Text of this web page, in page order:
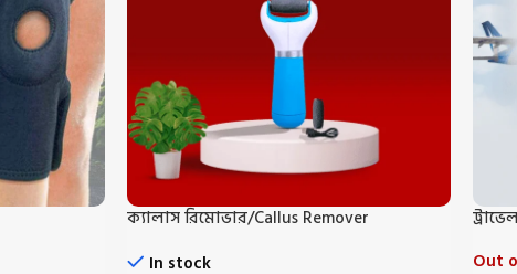
ক্যালাস রিমোভার/Callus Remover
In stock
Out